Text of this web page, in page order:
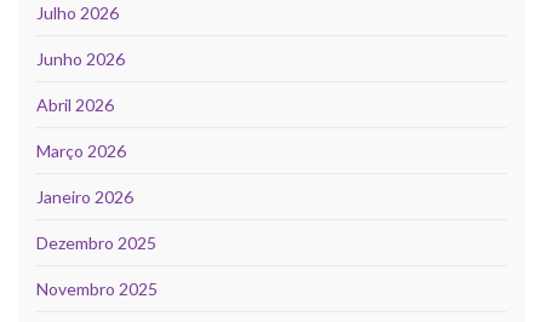
Julho 2026
Junho 2026
Abril 2026
Março 2026
Janeiro 2026
Dezembro 2025
Novembro 2025